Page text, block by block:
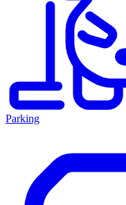
Parking